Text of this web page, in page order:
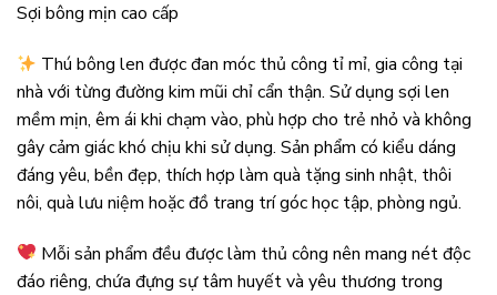
Sợi bông mịn cao cấp
Thú bông len được đan móc thủ công tỉ mỉ, gia công tại
nhà với từng đường kim mũi chỉ cẩn thận. Sử dụng sợi len
mềm mịn, êm ái khi chạm vào, phù hợp cho trẻ nhỏ và không
gây cảm giác khó chịu khi sử dụng. Sản phẩm có kiểu dáng
đáng yêu, bền đẹp, thích hợp làm quà tặng sinh nhật, thôi
nôi, quà lưu niệm hoặc đồ trang trí góc học tập, phòng ngủ.
Mỗi sản phẩm đều được làm thủ công nên mang nét độc
đáo riêng, chứa đựng sự tâm huyết và yêu thương trong